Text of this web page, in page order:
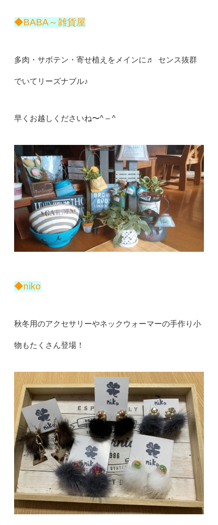
◆BABA～雑貨屋
多肉・サボテン・寄せ植えをメインに♬ センス抜群
でいてリーズナブル♪
早くお越しくださいね〜^ – ^
◆niko
秋冬用のアクセサリーやネックウォーマーの手作り小
物もたくさん登場！